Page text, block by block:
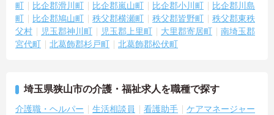
町
比企郡滑川町 比企郡嵐山町 比企郡小川町
比企郡川島
町
比企郡鳩山町 秩父郡横瀬町 秩父郡皆野町
秩父郡東秩
父村
児玉郡神川町 児玉郡上里町 大里郡寄居町
南埼玉郡
宮代町
北葛飾郡杉戸町 北葛飾郡松伏町
埼玉県狭山市の介護・福祉求人を職種で探す
介護職・ヘルパー 生活相談員 看護助手
ケアマネージャー